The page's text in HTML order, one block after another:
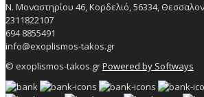
Ν. Μοναστηρίου 46, Κορδελιό, 56334,
2311822107
694 8855491
info@exoplismos-takos.gr
© exoplismos-takos.grPowered by Softways